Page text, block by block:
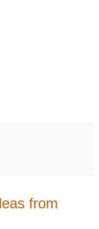
from